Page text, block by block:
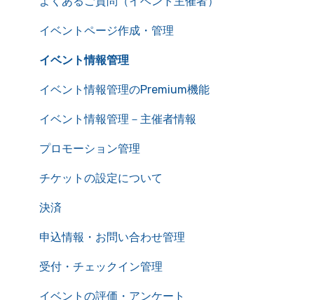
自動送信メール一覧
チケット確認
イベントキャンセル
主催者とのやり取り
オンラインイベント
イベントページ作成・管理
イベント情報管理
イベント情報管理のPremium機能
イベント情報管理－主催者情報
プロモーション管理
チケットの設定について
決済
申込情報・お問い合わせ管理
受付・チェックイン管理
イベントの評価・アンケート